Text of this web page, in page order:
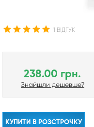
1 ВІДГУК
238.00 грн.
Знайшли дешевше?
КУПИТИ В РОЗСТРОЧКУ